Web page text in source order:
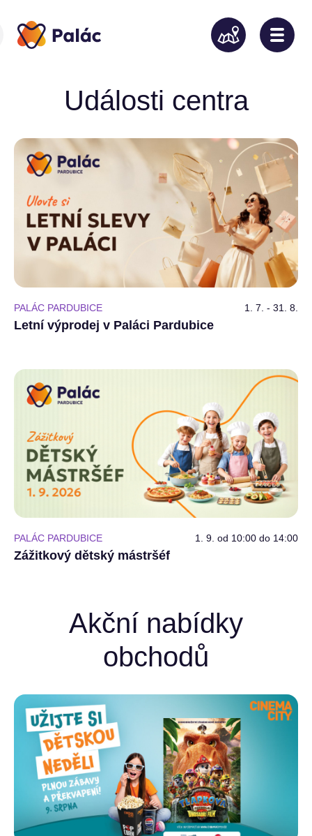
Události centra
PALÁC PARDUBICE 1. 7. - 31. 8.
Letní výprodej v Paláci Pardubice
PALÁC PARDUBICE 1. 9. od 10:00 do 14:00
Zážitkový dětský mástršéf
Akční nabídky
obchodů